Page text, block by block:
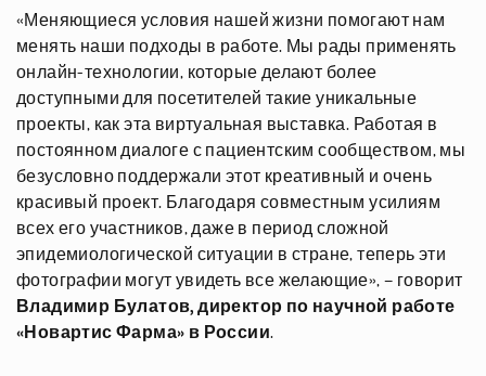
«Меняющиеся условия нашей жизни помогают нам
менять наши подходы в работе. Мы рады применять
онлайн-технологии, которые делают более
доступными для посетителей такие уникальные
проекты, как эта виртуальная выставка. Работая в
постоянном диалоге с пациентским сообществом, мы
безусловно поддержали этот креативный и очень
красивый проект. Благодаря совместным усилиям
всех его участников, даже в период сложной
эпидемиологической ситуации в стране, теперь эти
фотографии могут увидеть все желающие», – говорит
Владимир Булатов, директор по научной работе
«Новартис Фарма» в России.